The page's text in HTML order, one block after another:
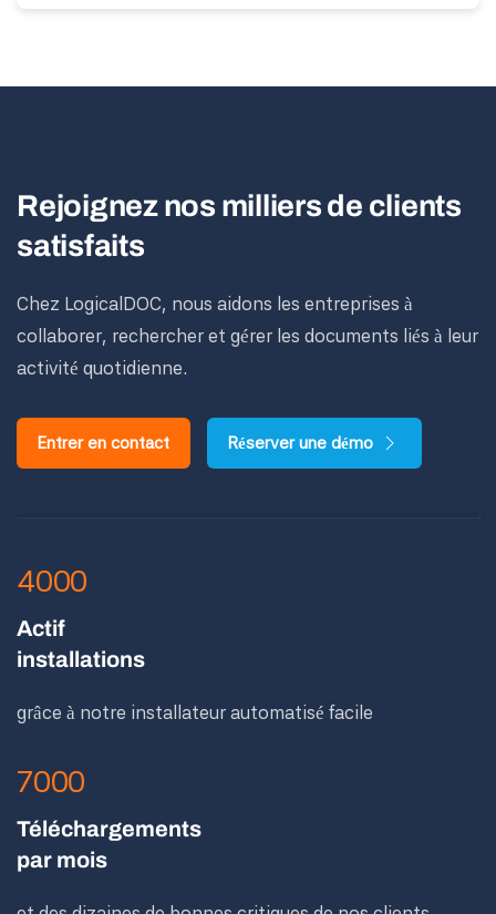
Rejoignez nos milliers de clients
satisfaits
Chez LogicalDOC, nous aidons les entreprises à
collaborer, rechercher et gérer les documents liés à leur
activité quotidienne.
Entrer en contact Réserver une démo
4000
Actif
installations
grâce à notre installateur automatisé facile
7000
Téléchargements
par mois